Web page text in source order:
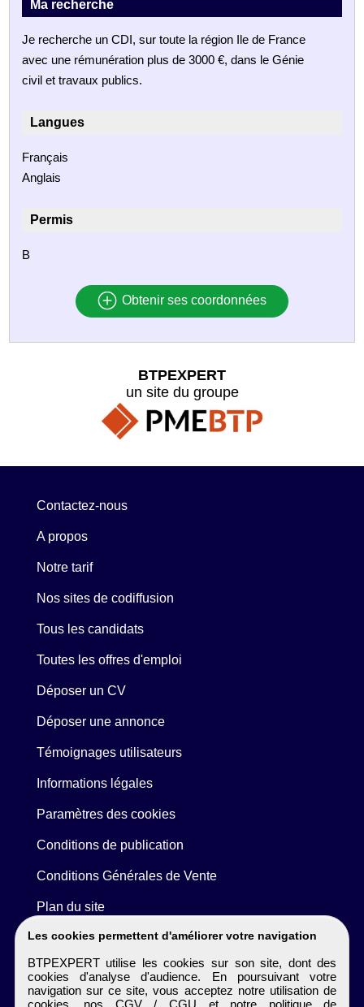
Ma recherche
Je recherche un CDI, sur toute la région Ile de France
avec une rémunération plus de 3000 €, dans le Génie
civil et travaux publics.
Langues
Français
Anglais
Permis
B
Obtenir ses coordonnées
Les cookies permettent d'améliorer votre navigation
BTPEXPERT utilise les cookies sur son site, dont des
cookies d'analyse d'audience. En poursuivant votre
navigation sur ce site, vous acceptez notre utilisation de
cookies, nos CGV / CGU et notre politique de
BTPEXPERT
un site du groupe
Contactez-nous
A propos
Notre tarif
Nos sites de codiffusion
Tous les candidats
Toutes les offres d'emploi
Déposer un CV
Déposer une annonce
Témoignages utilisateurs
Informations légales
Paramètres des cookies
Conditions de publication
Conditions Générales de Vente
Plan du site